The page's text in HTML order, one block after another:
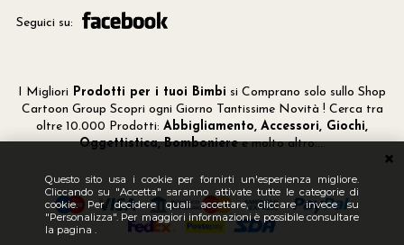
Questo sito usa i cookie per fornirti un'esperienza migliore.
Cliccando su "Accetta" saranno attivate tutte le categorie di
cookie. Per decidere quali accettare, cliccare invece su
"Personalizza". Per maggiori informazioni è possibile consultare
la pagina .
Seguici su:
I Migliori Prodotti per i tuoi Bimbi si Comprano solo sullo Shop
Cartoon Group Scopri ogni Giorno Tantissime Novità ! Cerca tra
oltre 10.000 Prodotti: Abbigliamento, Accessori, Giochi,
Oggettistica, Bombonieree molto altro....